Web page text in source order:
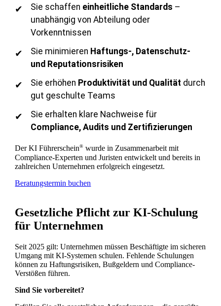
Sie schaffen einheitliche Standards –
unabhängig von Abteilung oder
Vorkenntnissen
Sie minimieren Haftungs-, Datenschutz-
und Reputationsrisiken
Sie erhöhen Produktivität und Qualität durch
gut geschulte Teams
Sie erhalten klare Nachweise für
Compliance, Audits und Zertifizierungen
Der KI Führerschein® wurde in Zusammenarbeit mit
Compliance-Experten und Juristen entwickelt und bereits in
zahlreichen Unternehmen erfolgreich eingesetzt.
Beratungstermin buchen
Gesetzliche Pflicht zur KI-Schulung
für Unternehmen
Seit 2025 gilt: Unternehmen müssen Beschäftigte im sicheren
Umgang mit KI-Systemen schulen. Fehlende Schulungen
können zu Haftungsrisiken, Bußgeldern und Compliance-
Verstößen führen.
Sind Sie vorbereitet?